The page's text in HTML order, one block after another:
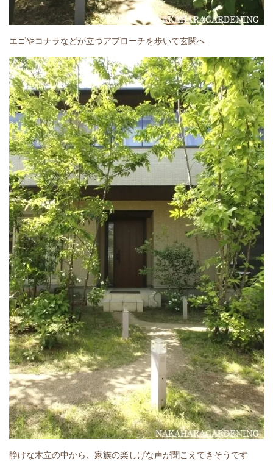
エゴやコナラなどが立つアプローチを歩いて玄関へ
静けな木立の中から、家族の楽しげな声が聞こえてきそうです